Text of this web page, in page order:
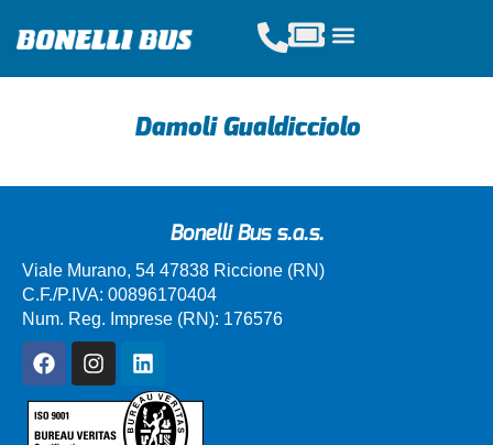
Damoli Gualdicciolo
Bonelli Bus s.a.s.
Viale Murano, 54 47838 Riccione (RN)
C.F./P.IVA: 00896170404
Num. Reg. Imprese (RN): 176576